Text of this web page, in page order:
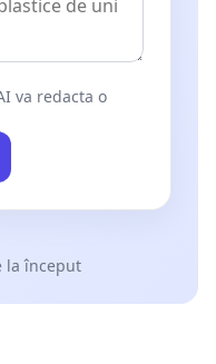
va redacta o
la început